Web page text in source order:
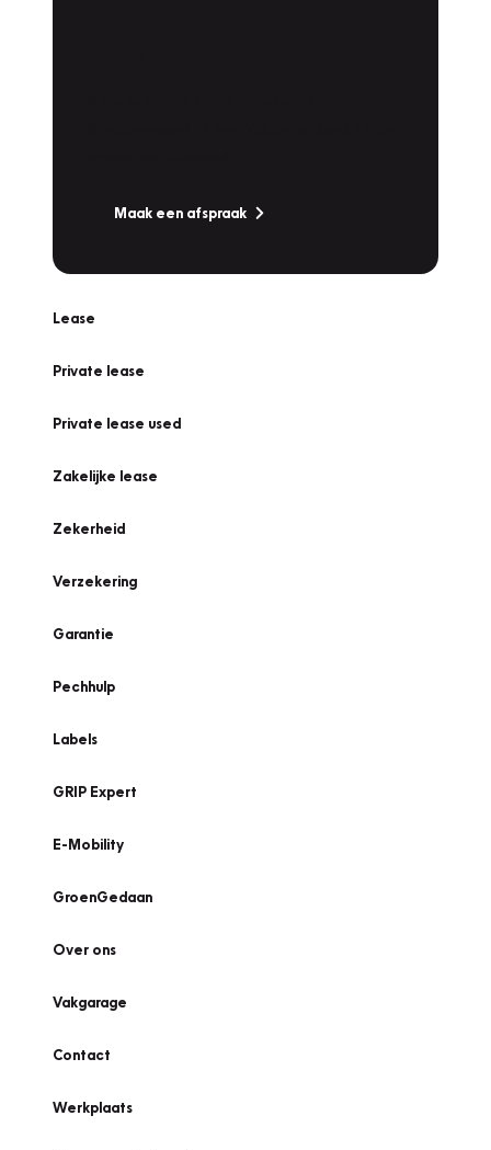
Maak een afspraak
Lease
Private lease
Private lease used
Zakelijke lease
Zekerheid
Verzekering
Garantie
Pechhulp
Labels
GRIP Expert
E-Mobility
GroenGedaan
Over ons
Vakgarage
Contact
Werkplaats